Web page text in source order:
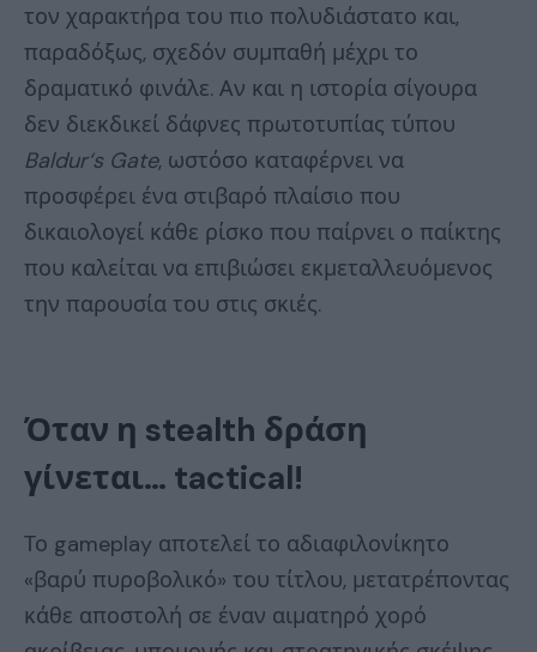
τον χαρακτήρα του πιο πολυδιάστατο και,
παραδόξως, σχεδόν συμπαθή μέχρι το
δραματικό φινάλε. Αν και η ιστορία σίγουρα
δεν διεκδικεί δάφνες πρωτοτυπίας τύπου
Baldur‘s Gate, ωστόσο καταφέρνει να
προσφέρει ένα στιβαρό πλαίσιο που
δικαιολογεί κάθε ρίσκο που παίρνει ο παίκτης
που καλείται να επιβιώσει εκμεταλλευόμενος
την παρουσία του στις σκιές.
Όταν η stealth δράση
γίνεται… tactical!
Το gameplay αποτελεί το αδιαφιλονίκητο
«βαρύ πυροβολικό» του τίτλου, μετατρέποντας
κάθε αποστολή σε έναν αιματηρό χορό